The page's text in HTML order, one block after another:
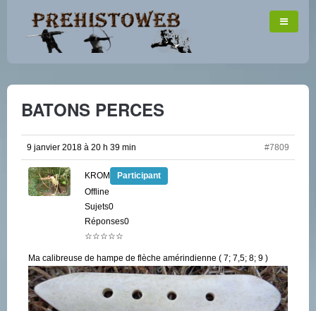
BATONS PERCES
9 janvier 2018 à 20 h 39 min #7809
KROM
Participant
Offline
Sujets0
Réponses0
☆☆☆☆☆
Ma calibreuse de hampe de flèche amérindienne ( 7; 7,5; 8; 9 )